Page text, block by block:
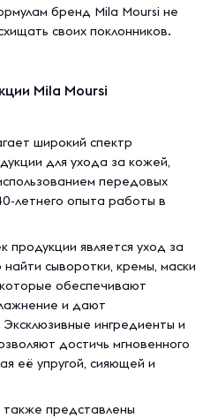
бренд Mila Moursi не
своих поклонников.
Mila Moursi
широкий спектр
для ухода за кожей,
передовых
летнего опыта работы в
продукции является уход за
сыворотки, кремы, маски
обеспечивают
и дают
ингредиенты и
достичь мгновенного
её упругой, сияющей и
представлены